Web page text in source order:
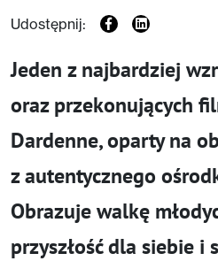
Udostępnij:
Jeden z najbardziej
oraz przekonujących
Dardenne, oparty na
z autentycznego
Obrazuje walkę
przyszłość dla siebie i